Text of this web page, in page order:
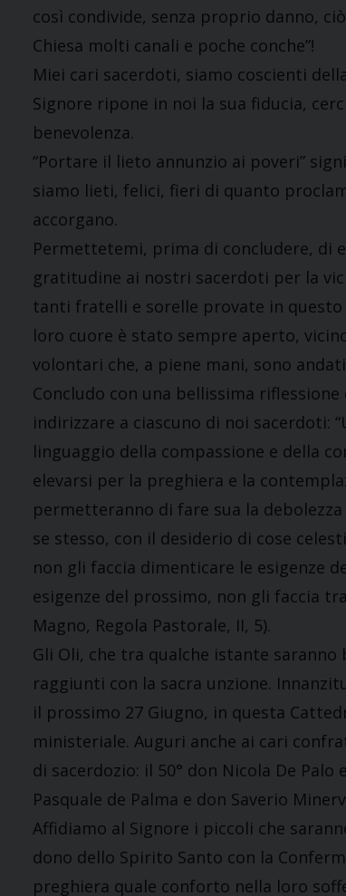
così condivide, senza proprio danno,
Chiesa molti canali e poche conche”!
Miei cari sacerdoti, siamo coscienti
Signore ripone in noi la sua fiducia,
benevolenza.
“Portare il lieto annunzio ai poveri”
siamo lieti, felici, fieri di quanto
accorgano.
Permettetemi, prima di concludere, di
gratitudine ai nostri sacerdoti per la
tanti fratelli e sorelle provate in
loro cuore è stato sempre aperto,
volontari che, a piene mani, sono
Concludo con una bellissima
indirizzare a ciascuno di noi sacerdoti:
linguaggio della compassione e della
elevarsi per la preghiera e la
permetteranno di fare sua la
se stesso, con il desiderio di cose
non gli faccia dimenticare le esigenze
esigenze del prossimo, non gli faccia
Magno, Regola Pastorale, II, 5).
Gli Oli, che tra qualche istante
raggiunti con la sacra unzione.
il prossimo 27 Giugno, in questa
ministeriale. Auguri anche ai cari
di sacerdozio: il 50° don Nicola De Palo
Pasquale de Palma e don Saverio
Affidiamo al Signore i piccoli che
dono dello Spirito Santo con la
preghiera quale conforto nella loro